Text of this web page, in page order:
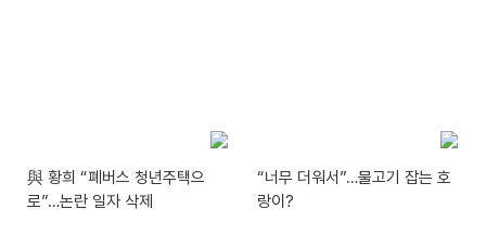
與 황희 “폐버스 청년주택으
로”…논란 일자 삭제
“너무 더워서”…물고기 잡는 호
랑이?